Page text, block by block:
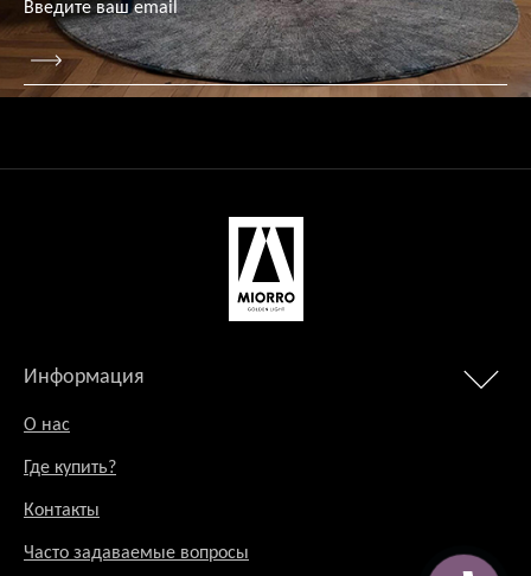
Информация
О нас
Где купить?
Контакты
Часто задаваемые вопросы